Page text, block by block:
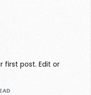
first post. Edit or